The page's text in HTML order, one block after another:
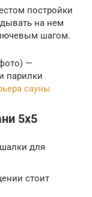
постройки
на нем
шагом.
—
парилки
сауны
5х5
для
стоит